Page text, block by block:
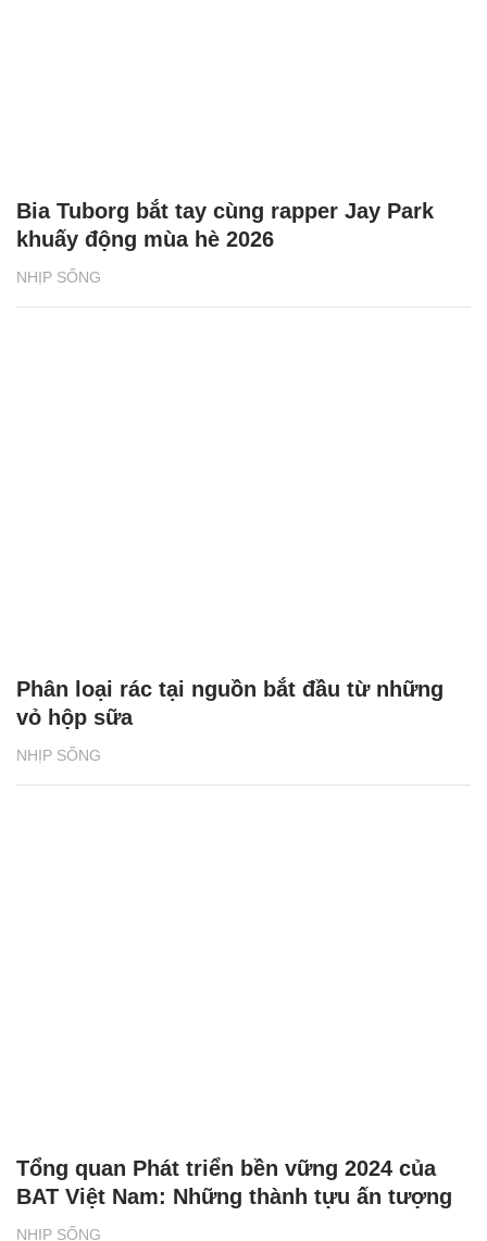
NHỊP SỐNG
Bia Tuborg bắt tay cùng rapper Jay Park
khuấy động mùa hè 2026
NHỊP SỐNG
Phân loại rác tại nguồn bắt đầu từ những
vỏ hộp sữa
NHỊP SỐNG
Tổng quan Phát triển bền vững 2024 của
BAT Việt Nam: Những thành tựu ấn tượng